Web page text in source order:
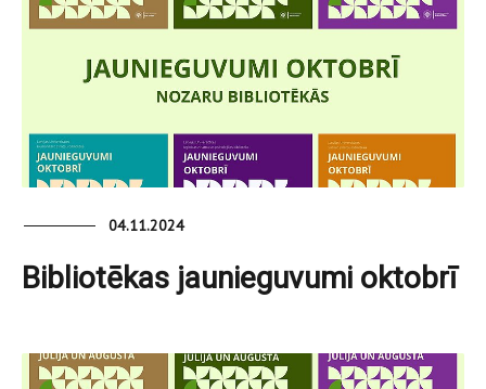
04.11.2024
Bibliotēkas jaunieguvumi oktobrī